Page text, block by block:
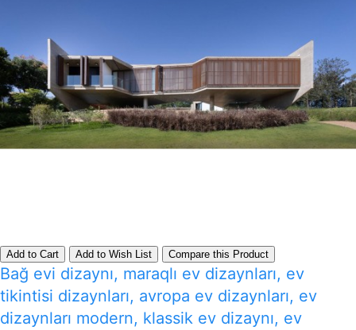
Add to Cart Add to Wish List Compare this Product
Bağ evi dizaynı, maraqlı ev dizaynları, ev
tikintisi dizaynları, avropa ev dizaynları, ev
dizaynları modern, klassik ev dizaynı, ev